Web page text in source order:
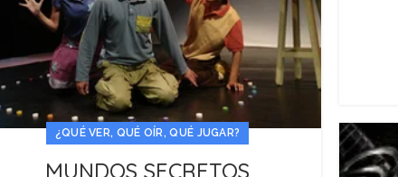
¿QUÉ VER, QUÉ OÍR, QUÉ JUGAR?
MUNDOS SECRETOS